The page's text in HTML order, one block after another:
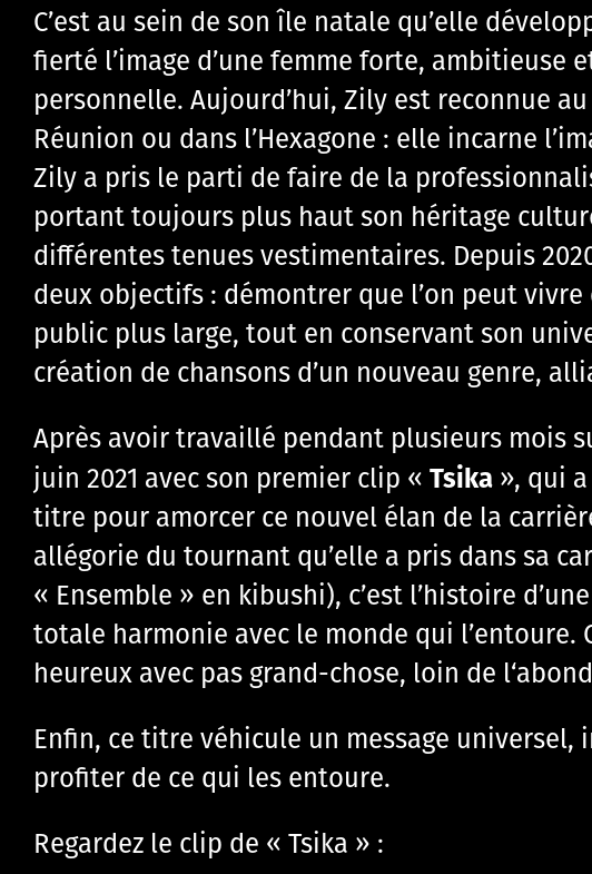
C’est au sein de son île natale qu’elle
fierté l’image d’une femme forte,
personnelle. Aujourd’hui, Zily est reconnue
Réunion ou dans l’Hexagone : elle incarne
Zily a pris le parti de faire de la
portant toujours plus haut son héritage
différentes tenues vestimentaires. Depuis
deux objectifs : démontrer que l’on peut
public plus large, tout en conservant son
création de chansons d’un nouveau genre,
Après avoir travaillé pendant plusieurs mois
juin 2021 avec son premier clip « Tsika », qui
titre pour amorcer ce nouvel élan de la
allégorie du tournant qu’elle a pris dans sa
« Ensemble » en kibushi), c’est l’histoire
totale harmonie avec le monde qui l’entoure.
heureux avec pas grand-chose, loin de
Enfin, ce titre véhicule un message
profiter de ce qui les entoure.
Regardez le clip de « Tsika » :